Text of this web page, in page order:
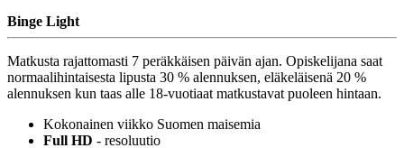
Binge Light
Matkusta rajattomasti 7 peräkkäisen päivän ajan. Opiskelijana saat
normaalihintaisesta lipusta 30 % alennuksen, eläkeläisenä 20 %
alennuksen kun taas alle 18-vuotiaat matkustavat puoleen hintaan.
Kokonainen viikko Suomen maisemia
Full HD - resoluutio